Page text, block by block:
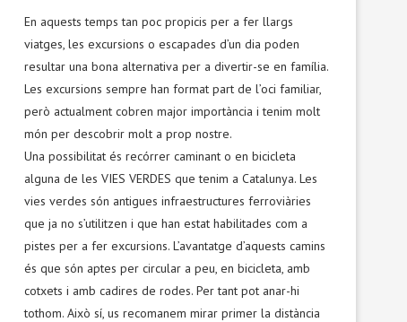
En aquests temps tan poc propicis per a fer llargs
viatges, les excursions o escapades d’un dia poden
resultar una bona alternativa per a divertir-se en família.
Les excursions sempre han format part de l’oci familiar,
però actualment cobren major importància i tenim molt
món per descobrir molt a prop nostre.
Una possibilitat és recórrer caminant o en bicicleta
alguna de les VIES VERDES que tenim a Catalunya. Les
vies verdes són antigues infraestructures ferroviàries
que ja no s’utilitzen i que han estat habilitades com a
pistes per a fer excursions. L’avantatge d’aquests camins
és que són aptes per circular a peu, en bicicleta, amb
cotxets i amb cadires de rodes. Per tant pot anar-hi
tothom. Això sí, us recomanem mirar primer la distància